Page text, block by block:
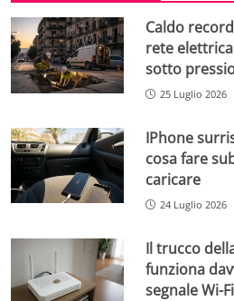
Caldo
rete
sotto
25 Luglio 2026
IPhone
cosa fare
caricare
24 Luglio 2026
Il trucco
funziona
segnale Wi-Fi